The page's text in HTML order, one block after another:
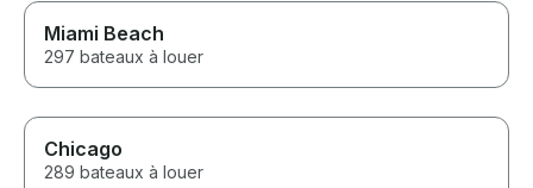
Miami Beach
297 bateaux à louer
Chicago
289 bateaux à louer